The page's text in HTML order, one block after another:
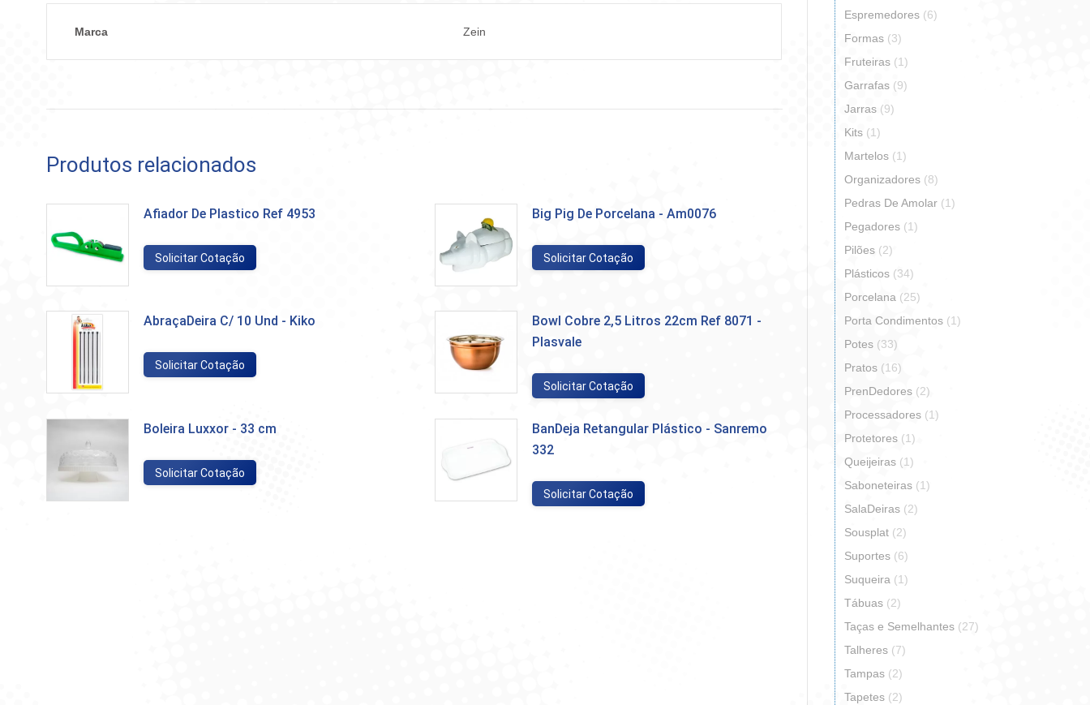
Marca Zein
Produtos relacionados
Afiador De Plastico Ref 4953
Solicitar Cotação
Big Pig De Porcelana - Am0076
Solicitar Cotação
AbraçaDeira C/ 10 Und - Kiko
Solicitar Cotação
Bowl Cobre 2,5 Litros 22cm Ref 8071 -
Plasvale
Solicitar Cotação
Boleira Luxxor - 33 cm
Solicitar Cotação
BanDeja Retangular Plástico - Sanremo
332
Solicitar Cotação
Espremedores (6)
Formas (3)
Fruteiras (1)
Garrafas (9)
Jarras (9)
Kits (1)
Martelos (1)
Organizadores (8)
Pedras De Amolar (1)
Pegadores (1)
Pilões (2)
Plásticos (34)
Porcelana (25)
Porta Condimentos (1)
Potes (33)
Pratos (16)
PrenDedores (2)
Processadores (1)
Protetores (1)
Queijeiras (1)
Saboneteiras (1)
SalaDeiras (2)
Sousplat (2)
Suportes (6)
Suqueira (1)
Tábuas (2)
Taças e Semelhantes (27)
Talheres (7)
Tampas (2)
Tapetes (2)